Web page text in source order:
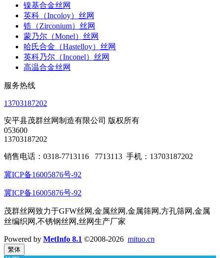
镍基合金丝网
英科（Incoloy）丝网
锆（Zirconium）丝网
蒙乃尔（Monel）丝网
哈氏合金（Hastelloy）丝网
英科乃尔（Inconel）丝网
高温合金丝网
服务热线
13703187202
安平县茂群丝网制造有限公司 版权所有
053600
13703187202
销售电话：0318-7713116 7713113 手机：13703187202
冀ICP备16005876号-92
冀ICP备16005876号-92
茂群丝网致力于GFW丝网,金属丝网,金属筛网,方孔筛网,金属
丝编织网,不锈钢丝网,丝网生产厂家
Powered by MetInfo 8.1 ©2008-2026 mituo.cn
繁体